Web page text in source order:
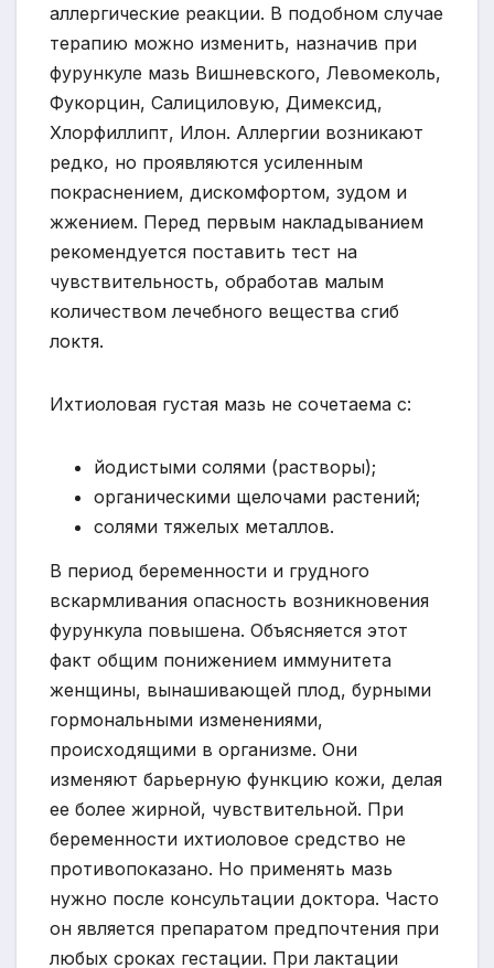
аллергические реакции. В подобном случае
терапию можно изменить, назначив при
фурункуле мазь Вишневского, Левомеколь,
Фукорцин, Салициловую, Димексид,
Хлорфиллипт, Илон. Аллергии возникают
редко, но проявляются усиленным
покраснением, дискомфортом, зудом и
жжением. Перед первым накладыванием
рекомендуется поставить тест на
чувствительность, обработав малым
количеством лечебного вещества сгиб
локтя.
Ихтиоловая густая мазь не сочетаема с:
йодистыми солями (растворы);
органическими щелочами растений;
солями тяжелых металлов.
В период беременности и грудного
вскармливания опасность возникновения
фурункула повышена. Объясняется этот
факт общим понижением иммунитета
женщины, вынашивающей плод, бурными
гормональными изменениями,
происходящими в организме. Они
изменяют барьерную функцию кожи, делая
ее более жирной, чувствительной. При
беременности ихтиоловое средство не
противопоказано. Но применять мазь
нужно после консультации доктора. Часто
он является препаратом предпочтения при
любых сроках гестации. При лактации